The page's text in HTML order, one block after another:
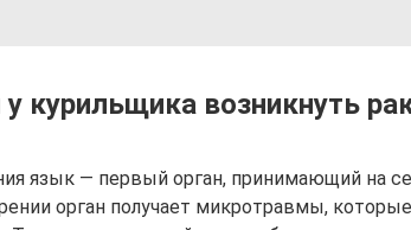
курильщика возникнуть
язык — первый орган, принимающий на
орган получает микротравмы,